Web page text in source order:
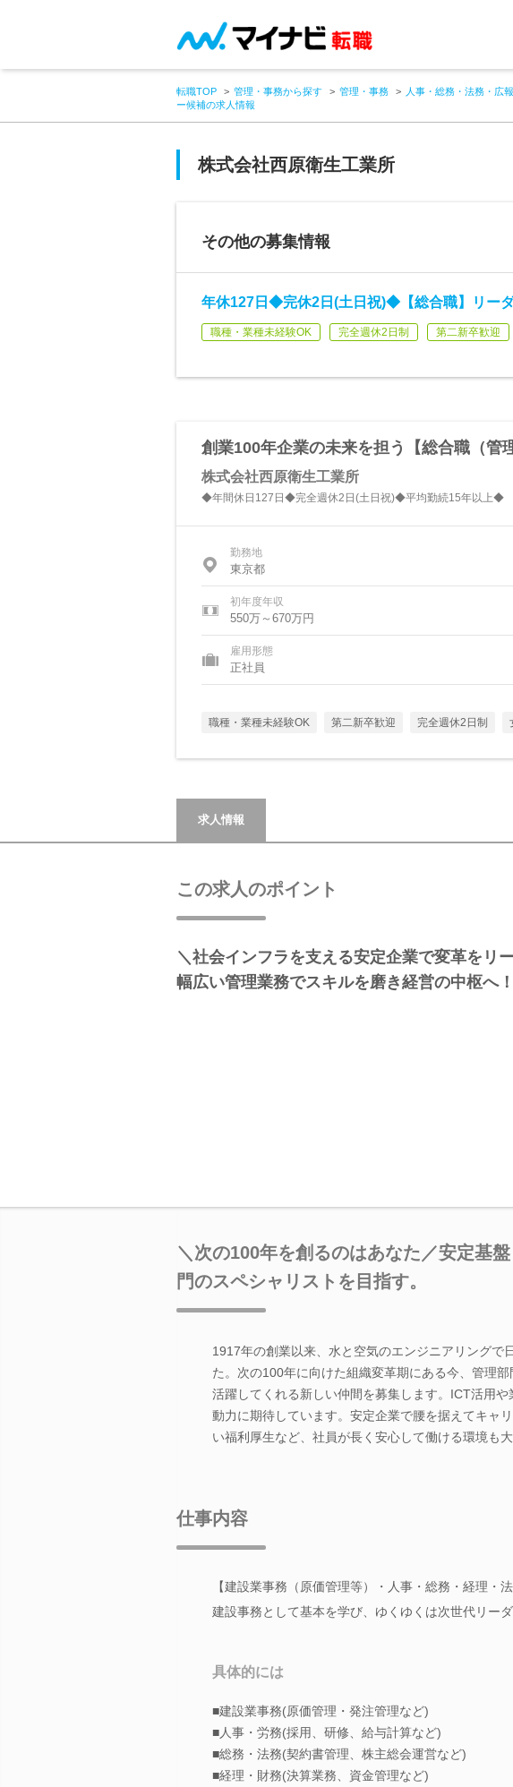
転職TOP 管理・事務から探す 管理・事務 人事・総務・法務・広
ー候補の求人情報
株式会社西原衛生工業所
その他の募集情報
年休127日◆完休2日(土日祝)◆【総合職】リー
職種・業種未経験OK 完全週休2日制 第二新卒歓迎
創業100年企業の未来を担う【総合職（管
株式会社西原衛生工業所
◆年間休日127日◆完全週休2日(土日祝)◆平均勤続15年以上◆
勤務地
東京都
初年度年収
550万～670万円
雇用形態
正社員
職種・業種未経験OK 第二新卒歓迎 完全週休2日制
求人情報
この求人のポイント
＼社会インフラを支える安定企業で変革をリ
幅広い管理業務でスキルを磨き経営の中枢へ！
＼次の100年を創るのはあなた／安定基
門のスペシャリストを目指す。
1917年の創業以来、水と空気のエンジニアリングで
た。次の100年に向けた組織変革期にある今、管理
活躍してくれる新しい仲間を募集します。ICT活用
動力に期待しています。安定企業で腰を据えてキャ
い福利厚生など、社員が長く安心して働ける環境も大
仕事内容
【建設業事務（原価管理等）・人事・総務・経理・
建設事務として基本を学び、ゆくゆくは次世代リー
具体的には
■建設業事務(原価管理・発注管理など)
■人事・労務(採用、研修、給与計算など)
■総務・法務(契約書管理、株主総会運営など)
■経理・財務(決算業務、資金管理など)